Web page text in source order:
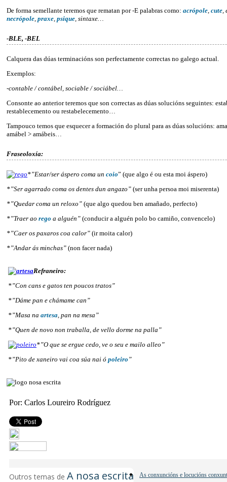
De forma semellante teremos que rematan por -E palabras como: acrópole cute
necrópole praxe psique , sintaxe…
-BLE, -BEL
Calquera das dúas terminacións son perfectamente correctas no galego actual.
Exemplos:
-contable / contábel, sociable / sociábel…
Consonte ao anterior teremos que son correctas as dúas solucións seguintes:
restablecemento ou restabelecemento…
Tampouco temos que esquecer a formación do plural para as dúas solucións:
amábel > amábeis…
Fraseoloxía:
*”Estar/ser áspero coma un coio” (que algo é ou esta moi áspero)
*”Ser agarrado coma os dentes dun angazo” (ser unha persoa moi miserenta)
*”Quedar coma un reloxo” (que algo quedou ben amañado, perfecto)
*”Traer ao rego a alguén” (conducir a alguén polo bo camiño, convencelo)
*”Caer os paxaros coa calor” (ir moita calor)
*”Andar ás minchas” (non facer nada)
Refraneiro:
*”Con cans e gatos ten poucos tratos”
*”Dáme pan e chámame can”
*”Masa na artesa , pan na mesa”
*”Quen de novo non traballa, de vello dorme na palla”
*”O que se ergue cedo, ve o seu e mailo alleo”
*”Pito de xaneiro vai coa súa nai ó poleiro ”
Por: Carlos Loureiro Rodríguez
Outros temas de A nosa escrita As conxuncións e locucións